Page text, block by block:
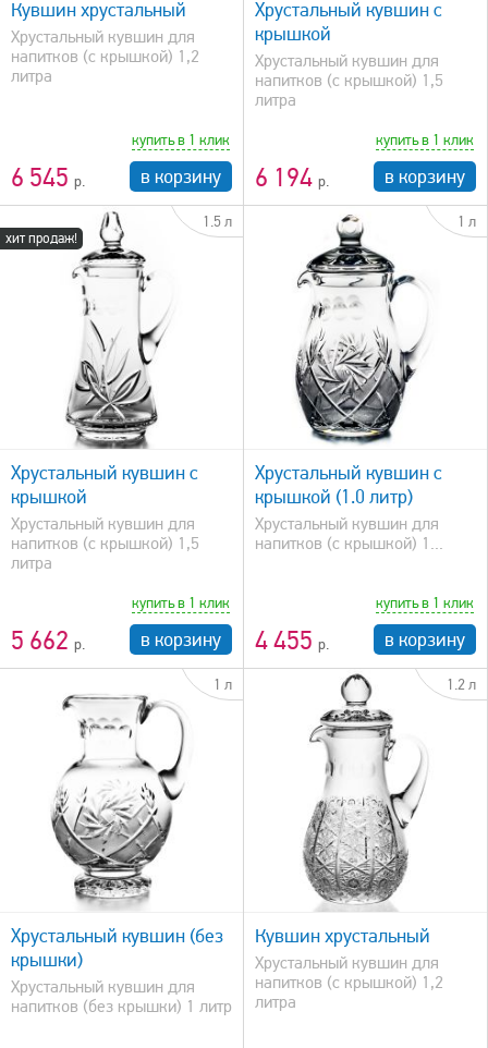
Кувшин хрустальный
Хрустальный кувшин для
напитков (с крышкой) 1,2
литра
6 545
купить в 1 клик
в корзину
Хрустальный кувшин с
крышкой
Хрустальный кувшин для
напитков (с крышкой) 1,5
литра
6 194
купить в 1 клик
в корзину
хит продаж!
1.5 л
Хрустальный кувшин с
крышкой
Хрустальный кувшин для
напитков (с крышкой) 1,5
литра
5 662
купить в 1 клик
в корзину
1 л
быстрый просмотр
Хрустальный кувшин с
крышкой (1.0 литр)
Хрустальный кувшин для
напитков (с крышкой) 1...
4 455
купить в 1 клик
в корзину
1 л
Хрустальный кувшин (без
крышки)
Хрустальный кувшин для
напитков (без крышки) 1 литр
1.2 л
быстрый просмотр
Кувшин хрустальный
Хрустальный кувшин для
напитков (с крышкой) 1,2
литра